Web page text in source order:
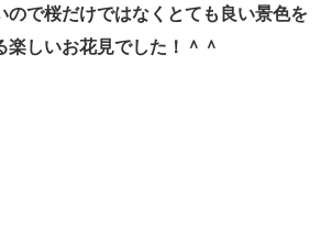
ので桜だけではなくとても良い景色を
楽しいお花見でした！＾＾